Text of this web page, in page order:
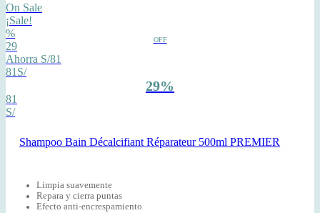
On Sale
¡Sale!
%
OFF
29
Ahorra S/81
81S/
29%
81
S/
Shampoo Bain Décalcifiant Réparateur 500ml PREMIER
Limpia suavemente
Repara y cierra puntas
Efecto anti-encrespamiento